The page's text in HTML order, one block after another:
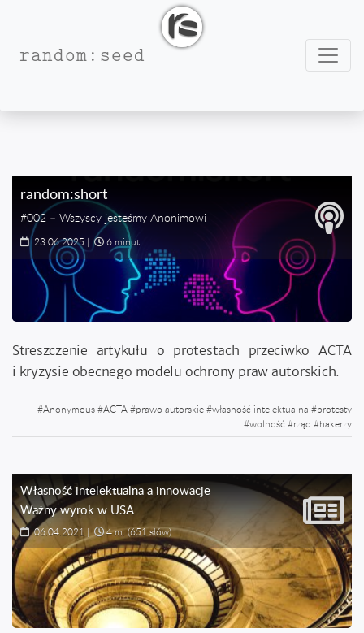
random:seed
#Prawo Autorskie
random:short
#002 – Wszyscy jesteśmy Anonimowi
23.06.2025 | 6 minut
Streszczenie artykułu o protestach przeciwko ACTA
i kryzysie obecnego modelu ochrony praw autorskich.
#Anonymous#ACTA#prawo autorskie#własność intelektualna #protesty
#wolność #rząd #hakerzy
Własność intelektualna a innowacje
Ważny wyrok w USA
06.04.2021 | 4 m.(651 słów)